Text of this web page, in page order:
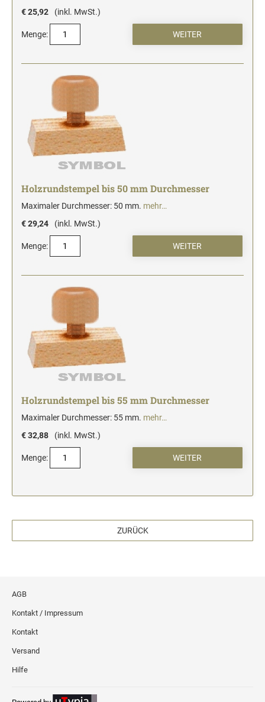
€ 25,92
(inkl. MwSt.)
Menge:
Holzrundstempel bis 50 mm Durchmesser
Maximaler Durchmesser: 50 mm. mehr…
€ 29,24
(inkl. MwSt.)
Menge:
Holzrundstempel bis 55 mm Durchmesser
Maximaler Durchmesser: 55 mm. mehr…
€ 32,88
(inkl. MwSt.)
Menge:
ZURÜCK
AGB
Kontakt / Impressum
Kontakt
Versand
Hilfe